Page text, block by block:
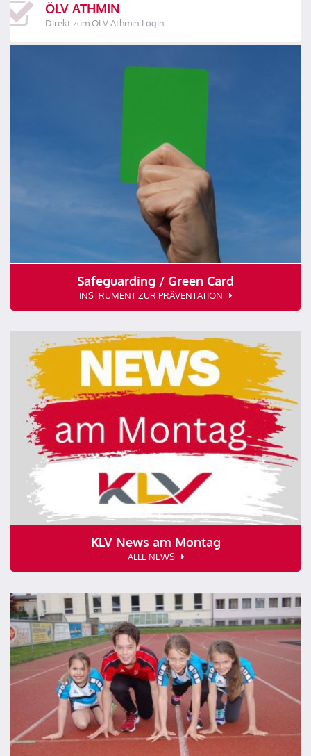
ÖLV ATHMIN
Direkt zum ÖLV Athmin Login
Safeguarding / Green Card
INSTRUMENT ZUR PRÄVENTATION
KLV News am Montag
ALLE NEWS